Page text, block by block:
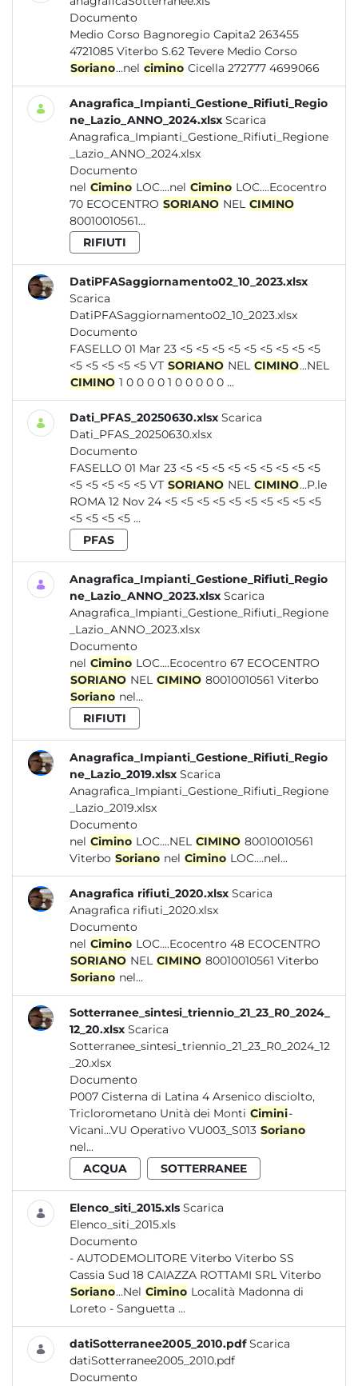
Documento
Medio Corso Bagnoregio Capita2 263455
4721085 Viterbo S.62 Tevere Medio Corso
Soriano...nel cimino Cicella 272777 4699066
Anagrafica_Impianti_Gestione_Rifiuti_Regio
ne_Lazio_ANNO_2024.xlsx Scarica
Anagrafica_Impianti_Gestione_Rifiuti_Regione
_Lazio_ANNO_2024.xlsx
Documento
nel Cimino LOC....nel Cimino LOC....Ecocentro
70 ECOCENTRO SORIANO NEL CIMINO
80010010561...
RIFIUTI
DatiPFASaggiornamento02_10_2023.xlsx
Scarica
DatiPFASaggiornamento02_10_2023.xlsx
Documento
FASELLO 01 Mar 23 <5 <5 <5 <5 <5 <5 <5 <5 <5
<5 <5 <5 <5 <5 VT SORIANO NEL CIMINO...NEL
CIMINO
1 0 0 0 0 1 0 0 0 0 0 ...
Dati_PFAS_20250630.xlsx Scarica
Dati_PFAS_20250630.xlsx
Documento
FASELLO 01 Mar 23 <5 <5 <5 <5 <5 <5 <5 <5 <5
<5 <5 <5 <5 <5 VT SORIANO NEL CIMINO...P.le
ROMA 12 Nov 24 <5 <5 <5 <5 <5 <5 <5 <5 <5 <5
<5 <5 <5 <5 ...
PFAS
Anagrafica_Impianti_Gestione_Rifiuti_Regio
ne_Lazio_ANNO_2023.xlsx Scarica
Anagrafica_Impianti_Gestione_Rifiuti_Regione
_Lazio_ANNO_2023.xlsx
Documento
nel Cimino
LOC....Ecocentro 67 ECOCENTRO
SORIANO NEL CIMINO 80010010561 Viterbo
Soriano nel...
RIFIUTI
Anagrafica_Impianti_Gestione_Rifiuti_Regio
ne_Lazio_2019.xlsx Scarica
Anagrafica_Impianti_Gestione_Rifiuti_Regione
_Lazio_2019.xlsx
Documento
nel Cimino LOC....NEL CIMINO 80010010561
Viterbo Soriano nel Cimino LOC....nel...
Anagrafica rifiuti_2020.xlsx Scarica
Anagrafica rifiuti_2020.xlsx
Documento
nel Cimino
LOC....Ecocentro 48 ECOCENTRO
SORIANO NEL CIMINO 80010010561 Viterbo
Soriano nel...
Sotterranee_sintesi_triennio_21_23_R0_2024_
12_20.xlsx Scarica
Sotterranee_sintesi_triennio_21_23_R0_2024_12
_20.xlsx
Documento
P007 Cisterna di Latina 4 Arsenico disciolto,
Triclorometano Unità dei Monti Cimini-
Vicani...VU Operativo VU003_S013 Soriano
nel...
ACQUA
SOTTERRANEE
Elenco_siti_2015.xls Scarica
Elenco_siti_2015.xls
Documento
- AUTODEMOLITORE Viterbo Viterbo SS
Cassia Sud 18 CAIAZZA ROTTAMI SRL Viterbo
Soriano...Nel Cimino Località Madonna di
Loreto - Sanguetta ...
datiSotterranee2005_2010.pdf Scarica
datiSotterranee2005_2010.pdf
Documento